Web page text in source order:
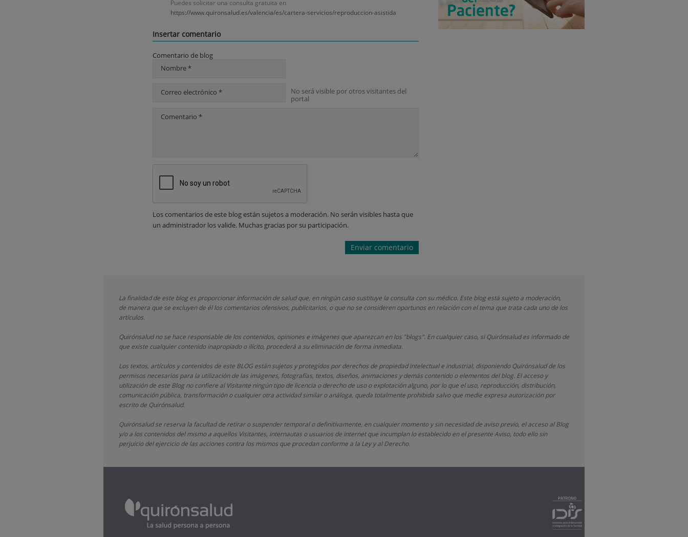
Puedes solicitar una consulta gratuita en
https://www.quironsalud.es/valencia/es/cartera-servicios/reproduccion-asistida
Insertar comentario
Comentario de blog
Nombre *
Correo electrónico *
No será visible por otros visitantes del
portal
Comentario *
Los comentarios de este blog están sujetos a moderación. No serán visibles hasta que
un administrador los valide. Muchas gracias por su participación.
La finalidad de este blog es proporcionar información de salud que, en ningún caso sustituye la consulta con su médico. Este blog está sujeto a moderación,
de manera que se excluyen de él los comentarios ofensivos, publicitarios, o que no se consideren oportunos en relación con el tema que trata cada uno de los
artículos.
Quirónsaludno se hace responsable de los contenidos, opiniones e imágenes que aparezcan en los "blogs". En cualquier caso, si Quirónsaludes informado de
que existe cualquier contenido inapropiado o ilícito, procederá a su eliminación de forma inmediata.
Los textos, artículos y contenidos de este BLOG están sujetos y protegidos por derechos de propiedad intelectual e industrial, disponiendoQuirónsaludde los
permisos necesarios para la utilización de las imágenes, fotografías, textos, diseños, animaciones y demás contenido o elementos del blog. El acceso y
utilización de este Blog no confiere al Visitante ningún tipo de licencia o derecho de uso o explotación alguno, por lo que el uso, reproducción, distribución,
comunicación pública, transformación o cualquier otra actividad similar o análoga, queda totalmente prohibida salvo que medie expresa autorización por
escrito de Quirónsalud.
Quirónsaludse reserva la facultad de retirar o suspender temporal o definitivamente, en cualquier momento y sin necesidad de aviso previo, el acceso al Blog
y/o a los contenidos del mismo a aquellos Visitantes, internautas o usuarios de internet que incumplan lo establecido en el presente Aviso, todo ello sin
perjuicio del ejercicio de las acciones contra los mismos que procedan conforme a la Ley y al Derecho.